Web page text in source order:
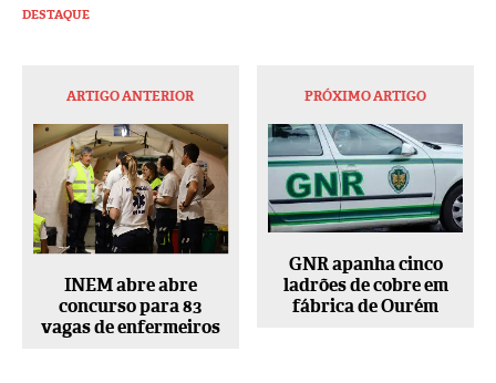
DESTAQUE
ARTIGO ANTERIOR
INEM abre abre
concurso para 83
vagas de enfermeiros
PRÓXIMO ARTIGO
GNR apanha cinco
ladrões de cobre em
fábrica de Ourém